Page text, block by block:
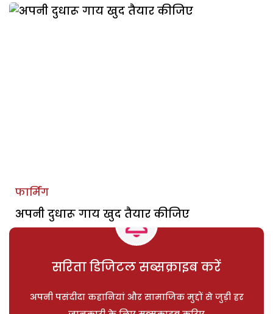
फार्मिंग
अपनी दुधारू गाय खुद तैयार कीजिए
सरिता डिजिटल सब्सक्राइब करें
अपनी पसंदीदा कहानियां और सामाजिक मुद्दों से जुड़ी हर